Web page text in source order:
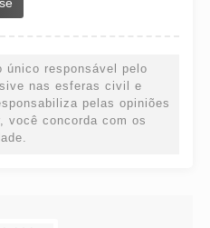
único responsável pelo
nas esferas civil e
pelas opiniões
você concorda com os